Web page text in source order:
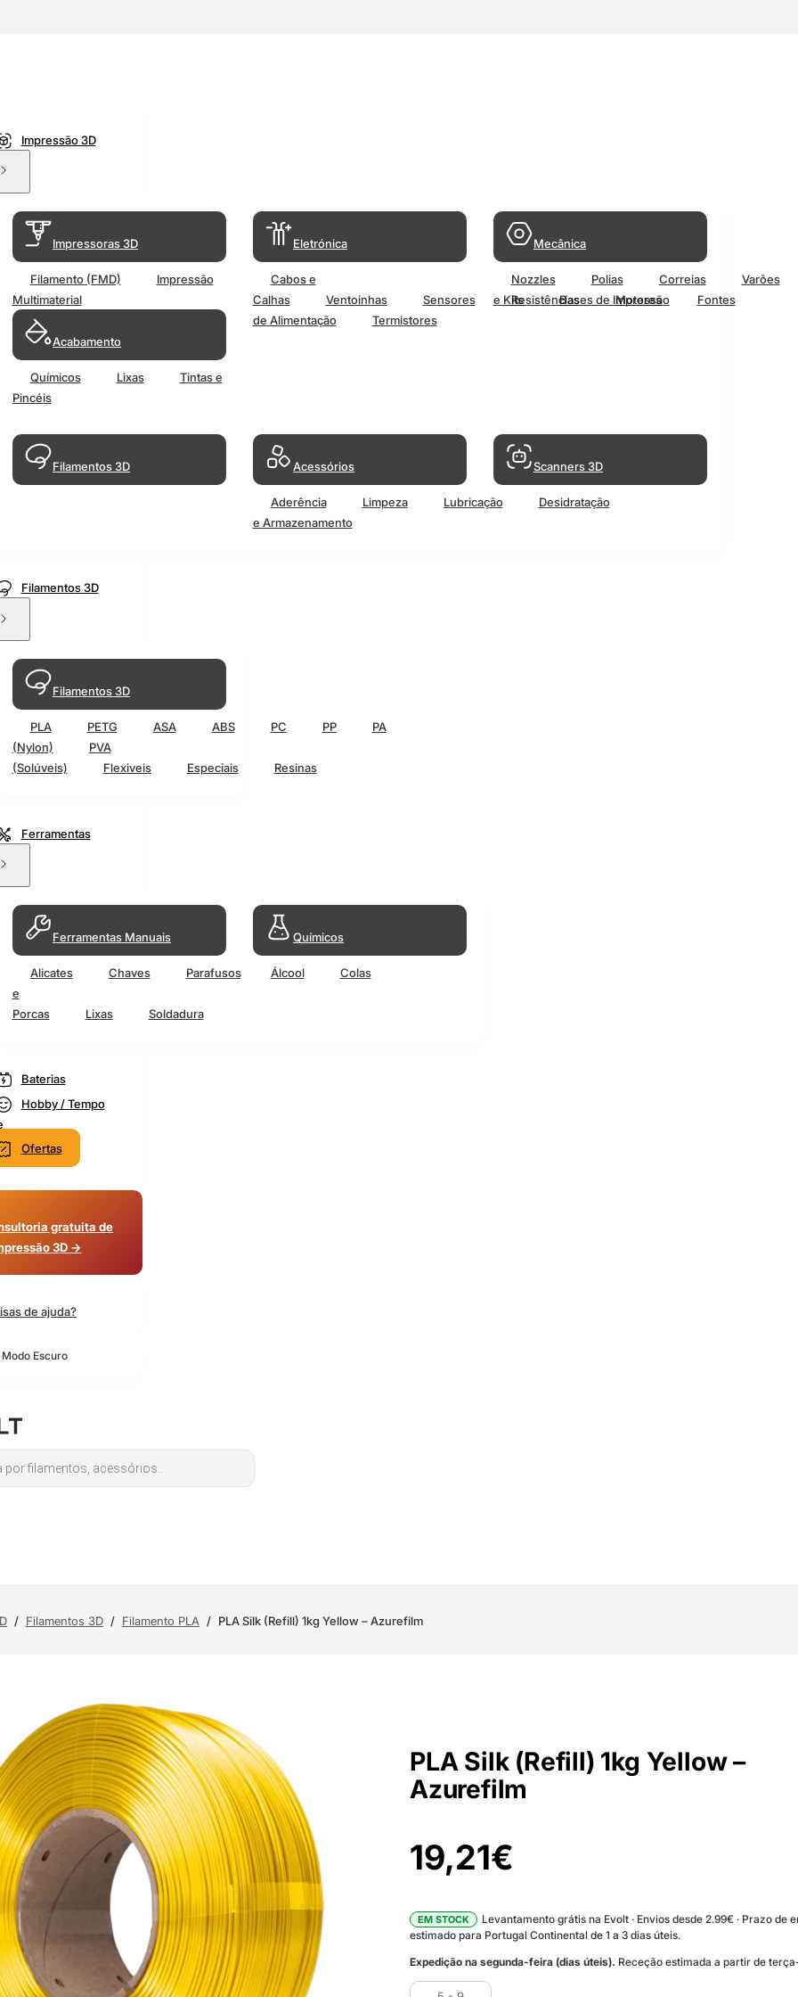
Impressão 3D
Impressoras 3D
Filamento (FMD)
Impressão
Multimaterial
Acabamento
Químicos Lixas
Tintas e
Pincéis
Eletrónica
Cabos e
Calhas
Ventoinhas Sensores Resistências Motores
Fontes
de Alimentação
Termistores
Mecânica
Nozzles Polias Correias
Varões
e Kits
Bases de Impressão
Filamentos 3D Acessórios
Aderência Limpeza Lubricação
Desidratação
e Armazenamento
Scanners 3D
Filamentos 3D
Filamentos 3D
PLA PETG ASA ABS PC PP
PA
(Nylon)
PVA
(Solúveis)
Flexiveis Especiais Resinas
Ferramentas
Ferramentas Manuais
Alicates Chaves
Parafusos
e
Porcas
Lixas Soldadura
Químicos
Álcool Colas
Baterias
Hobby / Tempo
Ofertas
gratuita de
3D →
de ajuda?
Escuro
/ Filamentos 3D / Filamento PLA / PLA Silk (Refill) 1kg Yellow – Azurefilm
PLA Silk (Refill) 1kg Yellow –
Azurefilm
19,21€
EM STOCK
Levantamento grátis na Evolt · Envios desde 2.99€ · Prazo de
estimado para Portugal Continental de 1 a 3 dias úteis.
Expedição na segunda-feira (dias úteis). Receção estimada a partir de